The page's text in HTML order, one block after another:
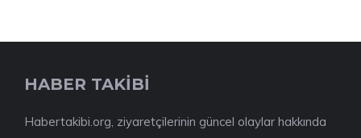
HABER TAKİBİ
Habertakibi.org, ziyaretçilerinin güncel olaylar hakkında